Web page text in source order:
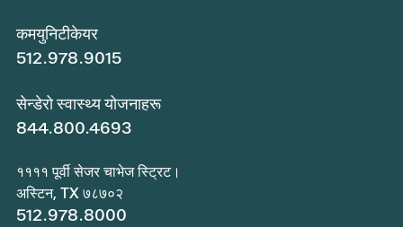
कमयुनिटीकेयर
512.978.9015
सेन्डेरो स्वास्थ्य योजनाहरू
844.800.4693
११११ पूर्वी सेजर चाभेज स्ट्रिट।
अस्टिन, TX ७८७०२
512.978.8000